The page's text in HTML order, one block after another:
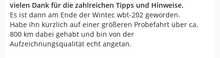
vielen Dank für die zahlreichen Tipps und Hinweise.
Es ist dann am Ende der Wintec wbt-202 geworden.
Habe ihn kürzlich auf einer größeren Probefahrt über ca.
800 km dabei gehabt und bin von der
Aufzeichnungsqualität echt angetan.